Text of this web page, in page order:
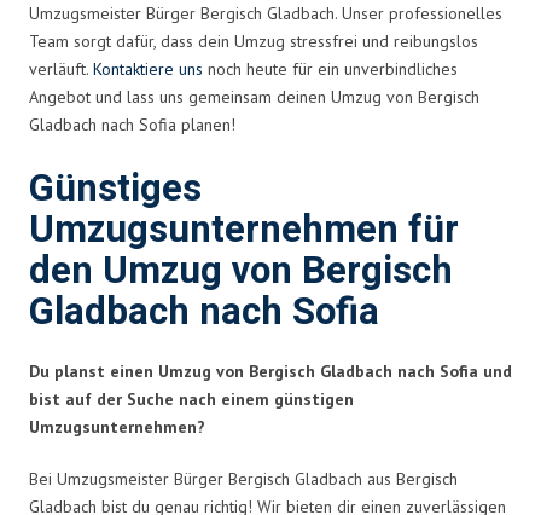
Umzugsmeister Bürger Bergisch Gladbach. Unser professionelles
Team sorgt dafür, dass dein Umzug stressfrei und reibungslos
verläuft. Kontaktiere uns noch heute für ein unverbindliches
Angebot und lass uns gemeinsam deinen Umzug von Bergisch
Gladbach nach Sofia planen!
Günstiges
Umzugsunternehmen für
den Umzug von Bergisch
Gladbach nach Sofia
Du planst einen Umzug von Bergisch Gladbach nach Sofia und
bist auf der Suche nach einem günstigen
Umzugsunternehmen?
Bei Umzugsmeister Bürger Bergisch Gladbach aus Bergisch
Gladbach bist du genau richtig! Wir bieten dir einen zuverlässigen